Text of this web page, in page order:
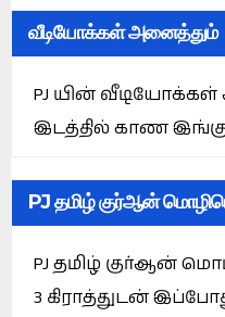
வீடியோக்கள் அனைத்தும்
PJ யின்
இடத்தில் காண இங்கு
PJ தமிழ் குர்ஆன்
PJ தமிழ் குர்ஆன்
3 கிராத்துடன்